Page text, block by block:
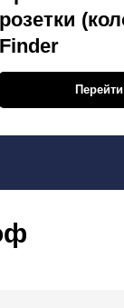
розетки
Finder
Перейти